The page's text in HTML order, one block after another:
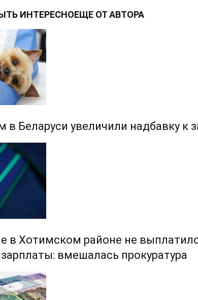
ИНТЕРЕСНОЕЩЕ ОТ АВТОРА
в Беларуси увеличили надбавку к
в Хотимском районе не
вмешалась прокуратура